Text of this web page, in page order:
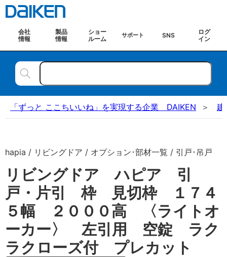
会社
情報
製品
情報
ショー
ルーム
サポート SNS
ログ
イン
「ずっと ここちいいね」を実現する企業 DAIKEN 建
hapia / リビングドア / オプション･部材一覧 / 引戸･吊戸
リビングドア ハピア 引
戸・片引 枠 見切枠 １７４
５幅 ２０００高 〈ライトオ
ーカー〉 左引用 空錠 ラク
ラクローズ付 プレカット